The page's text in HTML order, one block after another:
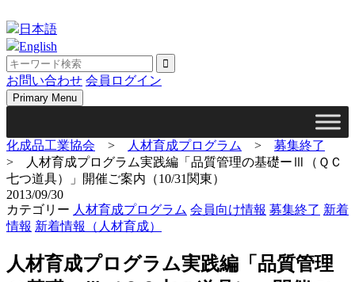
to
content
日本語
English
お問い合わせ 会員ログイン
Primary Menu
化成品工業協会 > 人材育成プログラム > 募集終了
>
人材育成プログラム実践編「品質管理の基礎ーⅢ（ＱＣ
七つ道具）」開催ご案内（10/31関東）
2013/09/30
カテゴリー 人材育成プログラム 会員向け情報 募集終了 新着
情報 新着情報（人材育成）
人材育成プログラム実践編「品質管理